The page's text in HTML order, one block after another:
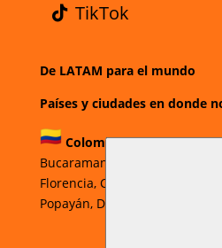
TikTok
De LATAM para el mundo
Países y ciudades en donde
Colombia: Bogotá,Cali,
Bucaramanga,
Florencia, Cartagena,
Popayán, Duitama,